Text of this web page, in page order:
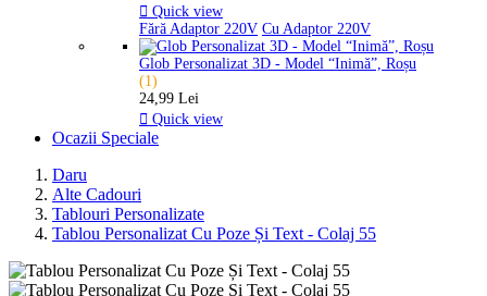
 Quick view
Fără Adaptor 220V Cu Adaptor 220V
Glob Personalizat 3D - Model “Inimă”, Roșu
(1)
24,99 Lei
 Quick view
Ocazii Speciale
Daru
Alte Cadouri
Tablouri Personalizate
Tablou Personalizat Cu Poze Și Text - Colaj 55